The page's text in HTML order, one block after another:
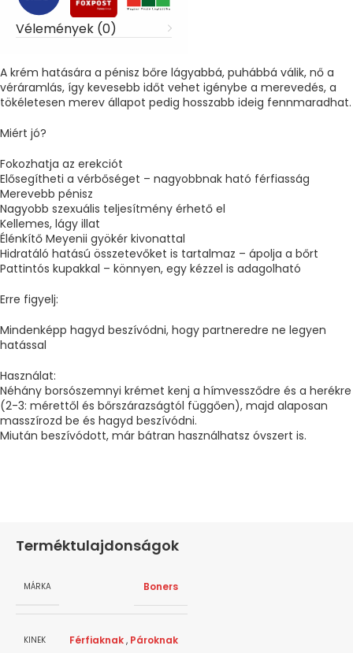
Vélemények (0)
A krém hatására a pénisz bőre lágyabbá, puhábbá válik, nő a
véráramlás, így kevesebb időt vehet igénybe a merevedés, a
tökéletesen merev állapot pedig hosszabb ideig fennmaradhat.
Miért jó?
Fokozhatja az erekciót
Elősegítheti a vérbőséget – nagyobbnak ható férfiasság
Merevebb pénisz
Nagyobb szexuális teljesítmény érhető el
Kellemes, lágy illat
Élénkítő Meyenii gyökér kivonattal
Hidratáló hatású összetevőket is tartalmaz – ápolja a bőrt
Pattintós kupakkal – könnyen, egy kézzel is adagolható
Erre figyelj:
Mindenképp hagyd beszívódni, hogy partneredre ne legyen
hatással
Használat:
Néhány borsószemnyi krémet kenj a hímvessződre és a herékre
(2-3: mérettől és bőrszárazságtól függően), majd alaposan
masszírozd be és hagyd beszívódni.
Miután beszívódott, már bátran használhatsz óvszert is.
Terméktulajdonságok
MÁRKA Boners
KINEK Férfiaknak, Pároknak